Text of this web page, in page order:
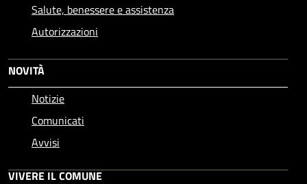
Salute, benessere e assistenza
Autorizzazioni
NOVITÀ
Notizie
Comunicati
Avvisi
VIVERE IL COMUNE